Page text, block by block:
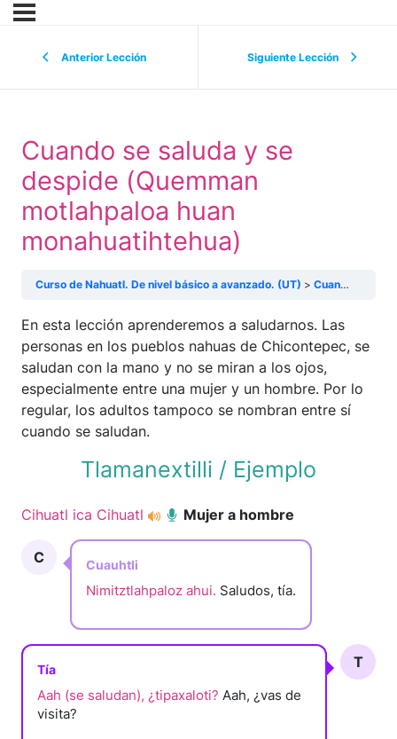
Anterior Lección Siguiente Lección
Cuando se saluda y se
despide (Quemman
motlahpaloa huan
monahuatihtehua)
Curso de Nahuatl. De nivel básico a avanzado. (UT) Cuando se saluda y se despide (Quemman motlahpaloa huan monahuatihtehua)
En esta lección aprenderemos a saludarnos. Las
personas en los pueblos nahuas de Chicontepec, se
saludan con la mano y no se miran a los ojos,
especialmente entre una mujer y un hombre. Por lo
regular, los adultos tampoco se nombran entre sí
cuando se saludan.
Tlamanextilli / Ejemplo
Cihuatl ica Cihuatl Mujer a hombre
C Cuauhtli
Nimitztlahpaloz ahui. Saludos, tía.
T
Tía
Aah (se saludan), ¿tipaxaloti? Aah, ¿vas de
visita?